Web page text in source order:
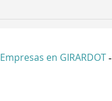
Empresas en GIRARDOT -